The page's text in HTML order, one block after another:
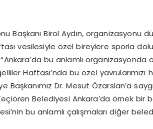
Başkanı Birol Aydın, organizasyonu
vesilesiyle özel bireylere sporla
bu anlamlı organizasyonda
Haftası’nda bu özel yavrularımızı
Dr. Mesut Özarslan’a
Belediyesi Ankara’da örnek bir
bu anlamlı çalışmaları diğer